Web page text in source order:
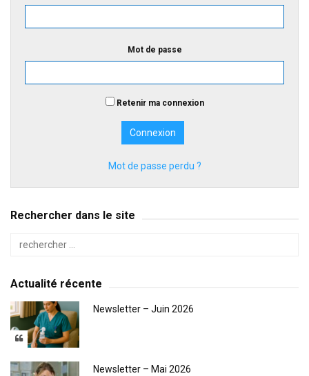
Mot de passe
Retenir ma connexion
Mot de passe perdu ?
Rechercher dans le site
Actualité récente
Newsletter – Juin 2026
Newsletter – Mai 2026